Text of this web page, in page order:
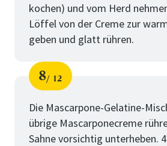
kochen) und vom Herd
Löffel von der Creme zur
geben und glatt rühren.
Schritt
8
von
12
für
Die
Cremefüllung
Die Mascarpone-Gelatine-
übrige Mascarponecreme
Sahne vorsichtig unterheben.